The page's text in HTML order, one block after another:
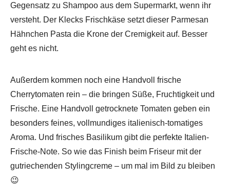
Gegensatz zu Shampoo aus dem Supermarkt, wenn ihr
versteht. Der Klecks Frischkäse setzt dieser Parmesan
Hähnchen Pasta die Krone der Cremigkeit auf. Besser
geht es nicht.
Außerdem kommen noch eine Handvoll frische
Cherrytomaten rein – die bringen Süße, Fruchtigkeit und
Frische. Eine Handvoll getrocknete Tomaten geben ein
besonders feines, vollmundiges italienisch-tomatiges
Aroma. Und frisches Basilikum gibt die perfekte Italien-
Frische-Note. So wie das Finish beim Friseur mit der
gutriechenden Stylingcreme – um mal im Bild zu bleiben
😉